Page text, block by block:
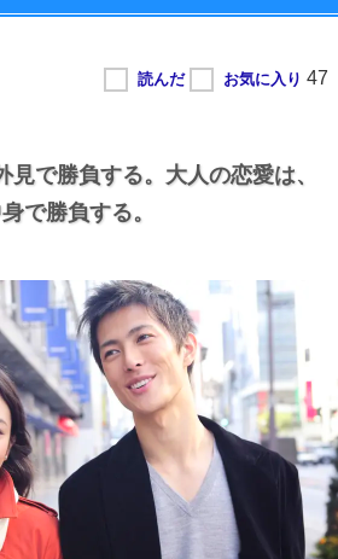
見で勝負する。 大人の恋愛は、
で勝負する。